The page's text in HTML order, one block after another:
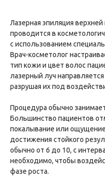
Лазерная эпиляция
проводится в
с использованием
Врач-косметолог
тип кожи и цвет волос
лазерный луч
разрушая их под
Процедура обычно
Большинство пациентов
покалывание или
достижения стойкого
обычно от 6 до 10, с
необходимо, чтобы
фазе роста.